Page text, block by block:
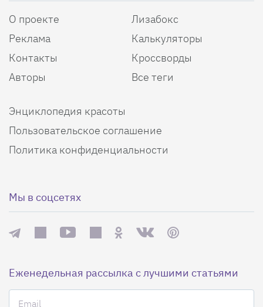
О проекте
Реклама
Контакты
Авторы
Лизабокс
Калькуляторы
Кроссворды
Все теги
Энциклопедия красоты
Пользовательское соглашение
Политика конфиденциальности
Мы в соцсетях
Еженедельная рассылка с лучшими статьями